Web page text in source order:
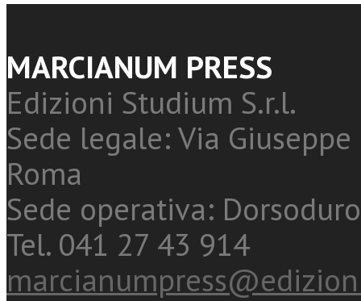
MARCIANUM PRESS
Edizioni Studium S.r.l.
Sede legale: Via
Roma
Sede operativa:
Tel. 041 27 43 914